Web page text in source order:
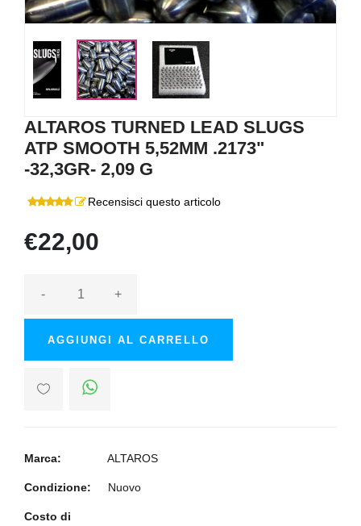
ALTAROS TURNED LEAD SLUGS
ATP SMOOTH 5,52MM .2173"
-32,3GR- 2,09 G
Recensisci questo articolo
€22,00
- +
AGGIUNGI AL CARRELLO
Marca: ALTAROS
Condizione: Nuovo
Costo di